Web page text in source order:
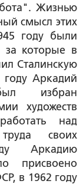
Жизнью
смысл этих
году были
которые в
Сталинскую
Аркадий
избран
художеств
над
своих
Аркадию
присвоено
в 1962 году